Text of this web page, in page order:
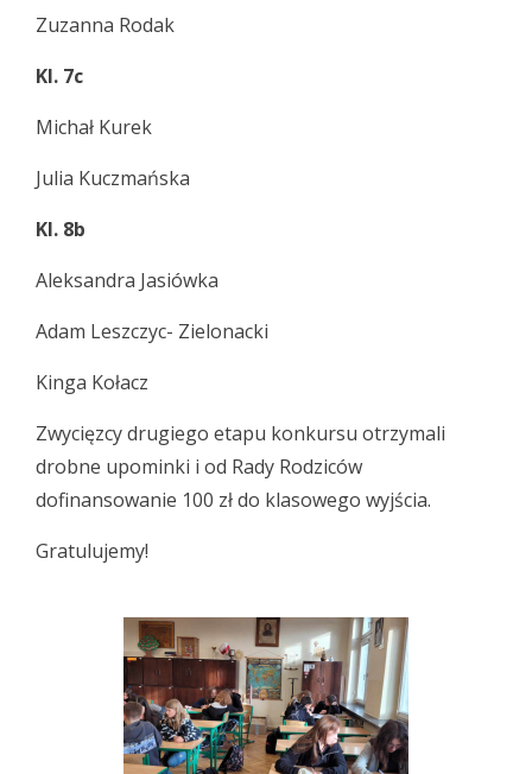
Zuzanna Rodak
Kl. 7c
Michał Kurek
Julia Kuczmańska
Kl. 8b
Aleksandra Jasiówka
Adam Leszczyc- Zielonacki
Kinga Kołacz
Zwycięzcy drugiego etapu konkursu otrzymali
drobne upominki i od Rady Rodziców
dofinansowanie 100 zł do klasowego wyjścia.
Gratulujemy!